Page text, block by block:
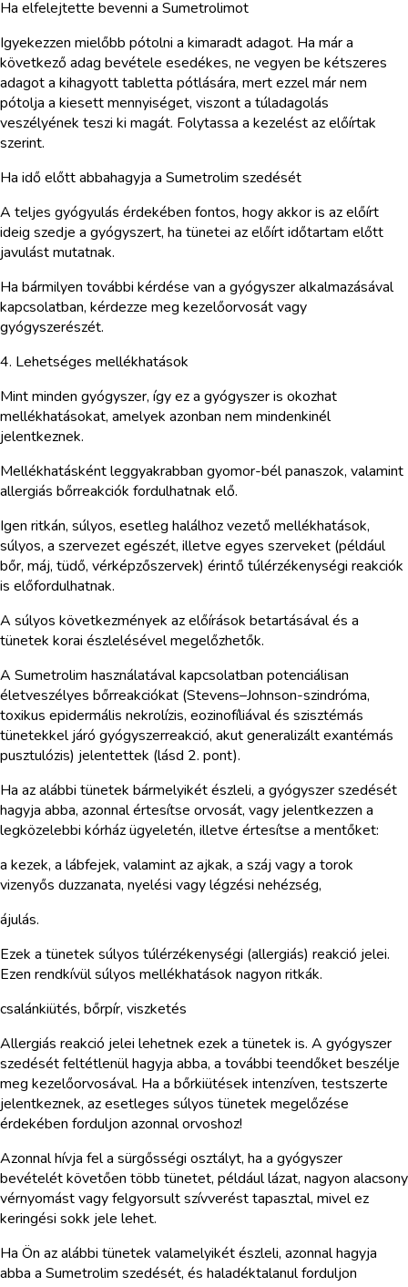
Ha elfelejtette bevenni a Sumetrolimot
Igyekezzen mielőbb pótolni a kimaradt adagot. Ha már a
következő adag bevétele esedékes, ne vegyen be kétszeres
adagot a kihagyott tabletta pótlására, mert ezzel már nem
pótolja a kiesett mennyiséget, viszont a túladagolás
veszélyének teszi ki magát. Folytassa a kezelést az előírtak
szerint.
Ha idő előtt abbahagyja a Sumetrolim szedését
A teljes gyógyulás érdekében fontos, hogy akkor is az előírt
ideig szedje a gyógyszert, ha tünetei az előírt időtartam előtt
javulást mutatnak.
Ha bármilyen további kérdése van a gyógyszer alkalmazásával
kapcsolatban, kérdezze meg kezelőorvosát vagy
gyógyszerészét.
4. Lehetséges mellékhatások
Mint minden gyógyszer, így ez a gyógyszer is okozhat
mellékhatásokat, amelyek azonban nem mindenkinél
jelentkeznek.
Mellékhatásként leggyakrabban gyomor-bél panaszok, valamint
allergiás bőrreakciók fordulhatnak elő.
Igen ritkán, súlyos, esetleg halálhoz vezető mellékhatások,
súlyos, a szervezet egészét, illetve egyes szerveket (például
bőr, máj, tüdő, vérképzőszervek) érintő túlérzékenységi reakciók
is előfordulhatnak.
A súlyos következmények az előírások betartásával és a
tünetek korai észlelésével megelőzhetők.
A Sumetrolim használatával kapcsolatban potenciálisan
életveszélyes bőrreakciókat (Stevens–Johnson-szindróma,
toxikus epidermális nekrolízis, eozinofíliával és szisztémás
tünetekkel járó gyógyszerreakció, akut generalizált exantémás
pusztulózis) jelentettek (lásd 2. pont).
Ha az alábbi tünetek bármelyikét észleli, a gyógyszer szedését
hagyja abba, azonnal értesítse orvosát, vagy jelentkezzen a
legközelebbi kórház ügyeletén, illetve értesítse a mentőket:
a kezek, a lábfejek, valamint az ajkak, a száj vagy a torok
vizenyős duzzanata, nyelési vagy légzési nehézség,
ájulás.
Ezek a tünetek súlyos túlérzékenységi (allergiás) reakció jelei.
Ezen rendkívül súlyos mellékhatások nagyon ritkák.
csalánkiütés, bőrpír, viszketés
Allergiás reakció jelei lehetnek ezek a tünetek is. A gyógyszer
szedését feltétlenül hagyja abba, a további teendőket beszélje
meg kezelőorvosával. Ha a bőrkiütések intenzíven, testszerte
jelentkeznek, az esetleges súlyos tünetek megelőzése
érdekében forduljon azonnal orvoshoz!
Azonnal hívja fel a sürgősségi osztályt, ha a gyógyszer
bevételét követően több tünetet, például lázat, nagyon alacsony
vérnyomást vagy felgyorsult szívverést tapasztal, mivel ez
keringési sokk jele lehet.
Ha Ön az alábbi tünetek valamelyikét észleli, azonnal hagyja
abba a Sumetrolim szedését, és haladéktalanul forduljon